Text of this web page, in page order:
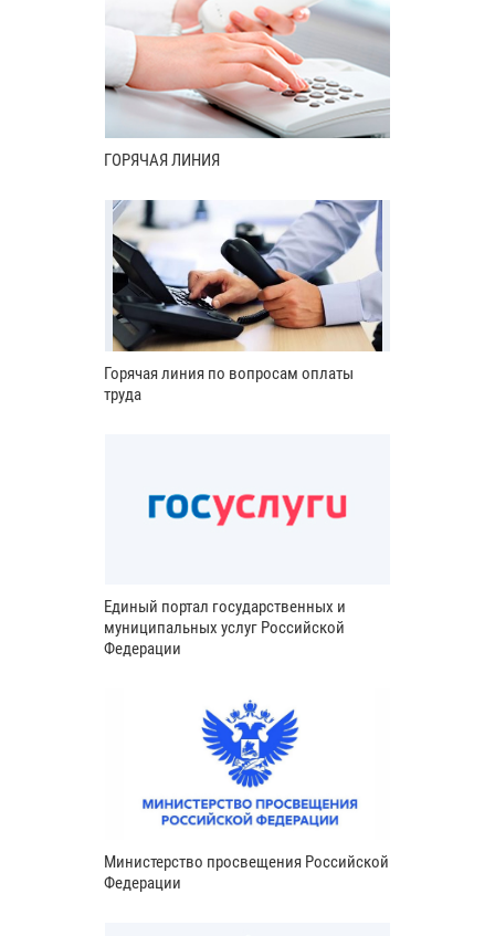
ГОРЯЧАЯ ЛИНИЯ
Горячая линия по вопросам оплаты
труда
Единый портал государственных и
муниципальных услуг Российской
Федерации
Министерство просвещения Российской
Федерации